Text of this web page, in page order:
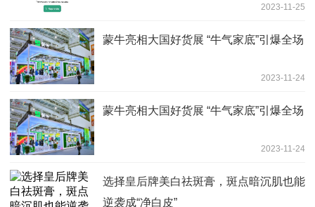
2023-11-25
蒙牛亮相大国好货展 “牛气家底”引爆全场
2023-11-24
蒙牛亮相大国好货展 “牛气家底”引爆全场
2023-11-24
选择皇后牌美白祛斑膏，斑点暗沉肌也能
逆袭成“净白皮”